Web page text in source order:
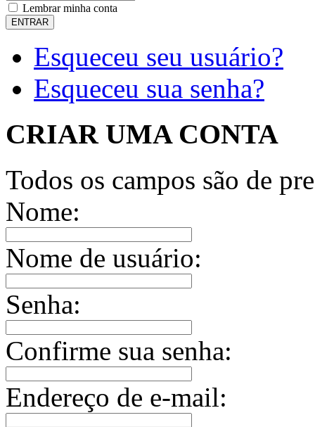
Lembrar minha conta
Esqueceu seu usuário?
Esqueceu sua senha?
CRIAR UMA CONTA
Todos os campos são de
Nome:
Nome de usuário:
Senha:
Confirme sua senha:
Endereço de e-mail: